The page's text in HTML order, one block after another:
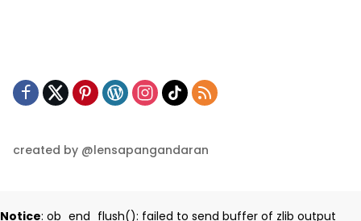
created by @lensapangandaran
Notice: ob_end_flush(): failed to send buffer of zlib output